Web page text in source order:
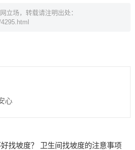
立场，转载请注明出处：
心
找坡度？ 卫生间找坡度的注意事项